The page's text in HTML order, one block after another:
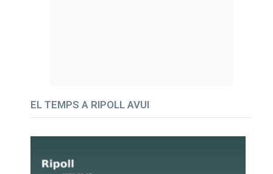
EL TEMPS A RIPOLL AVUI